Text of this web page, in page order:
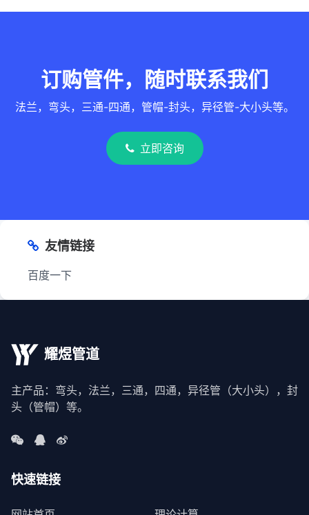
订购管件，随时联系我们
法兰，弯头，三通-四通，管帽-封头，异径管-大小头等。
立即咨询
友情链接
百度一下
耀煜管道
主产品：弯头，法兰，三通，四通，异径管（大小头），封
头（管帽）等。
快速链接